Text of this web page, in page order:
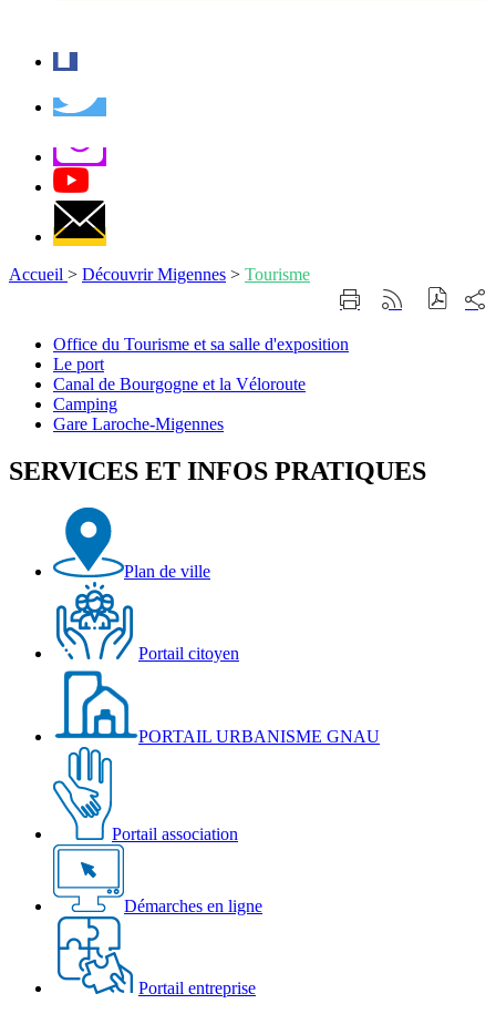
Accueil > Découvrir Migennes > Tourisme
Imprimer
page
Générer
sur
Office
du
Tourisme
et
sa
d'exposition
Office du Tourisme et sa salle d'exposition
Le
port
Le port
Canal
de
Bourgogne
la
Véloroute
Canal de Bourgogne et la Véloroute
Camping
Camping
Gare
Migennes
Gare Laroche-Migennes
SERVICES ET INFOS PRATIQUES
Plan de ville
Portail citoyen
PORTAIL URBANISME GNAU
Portail association
Démarches en ligne
Portail entreprise